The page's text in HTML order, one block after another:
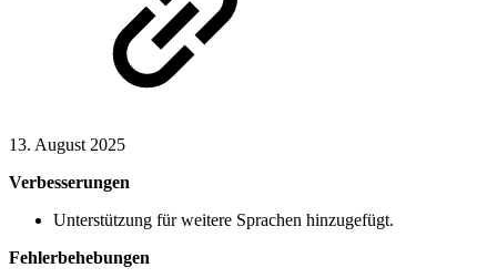
13. August 2025
Verbesserungen
Unterstützung für weitere Sprachen hinzugefügt.
Fehlerbehebungen